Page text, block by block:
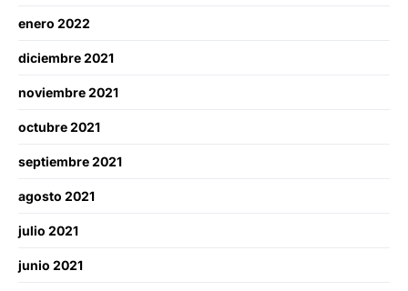
enero 2022
diciembre 2021
noviembre 2021
octubre 2021
septiembre 2021
agosto 2021
julio 2021
junio 2021